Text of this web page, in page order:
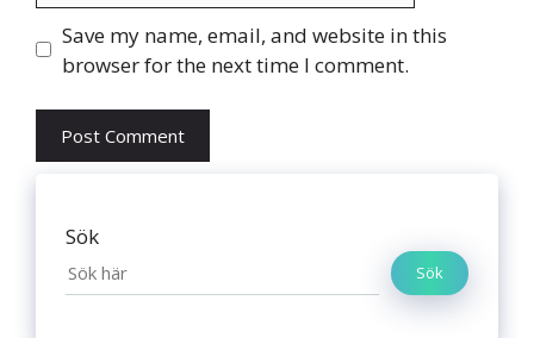
Website
Save my name, email, and website in this
browser for the next time I comment.
Sök
Sök